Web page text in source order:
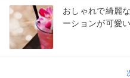
おしゃれで綺麗
ーションが可愛